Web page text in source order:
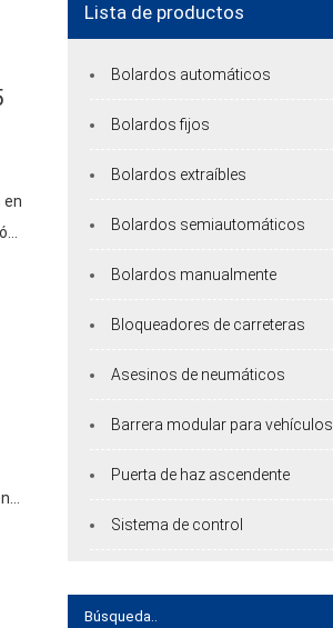
en
Lista de productos
Bolardos automáticos
Bolardos fijos
Bolardos extraíbles
Bolardos semiautomáticos
Bolardos manualmente
Bloqueadores de carreteras
Asesinos de neumáticos
Barrera modular para vehículos
Puerta de haz ascendente
Sistema de control